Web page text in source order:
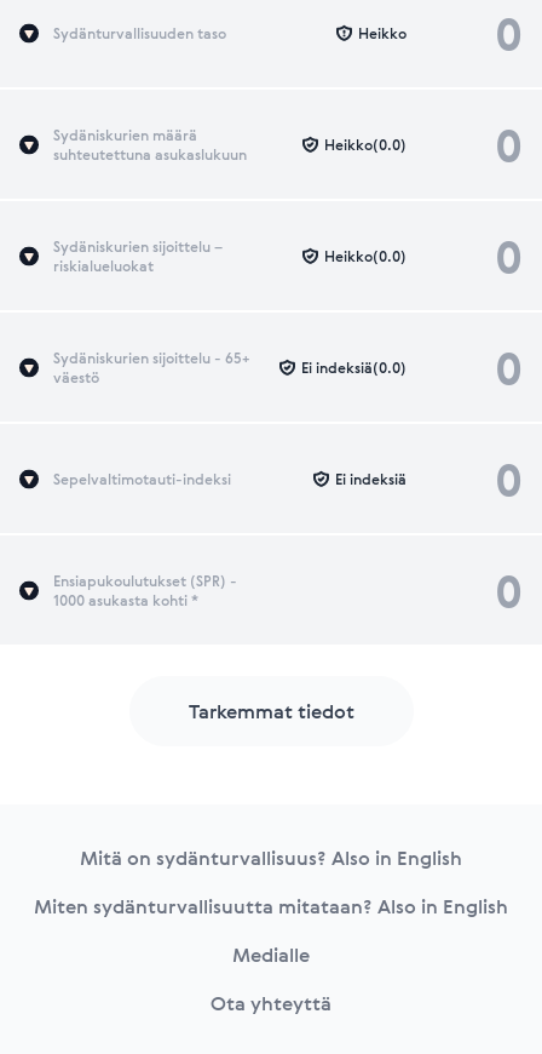
Sydänturvallisuuden taso 0
Heikko
Sydäniskurien määrä
suhteutettuna asukaslukuun
0
Heikko(0.0)
Sydäniskurien sijoittelu –
riskialueluokat
0
Heikko(0.0)
Sydäniskurien sijoittelu - 65+
väestö
0
Ei indeksiä(0.0)
Sepelvaltimotauti-indeksi 0
Ei indeksiä
Ensiapukoulutukset (SPR) -
1000 asukasta kohti *
0
Tarkemmat tiedot
Mitä on sydänturvallisuus? Also in English
Miten sydänturvallisuutta mitataan? Also in English
Medialle
Ota yhteyttä